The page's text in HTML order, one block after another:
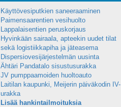
Käyttövesiputkien saneeraaminen
Paimensaarentien vesihuolto
Lappalaisentien peruskorjaus
Hyvinkään sairaala, apteekin uudet tilat
sekä logistiikkapiha ja jäteasema
Dispersiovesijärjestelmän uusinta
Ähtäri Pandatalo sisustusurakka
JV pumppaamoiden huoltoauto
Laitilan kaupunki, Meijerin päiväkodin IV-
urakka
Lisää hankintailmoituksia